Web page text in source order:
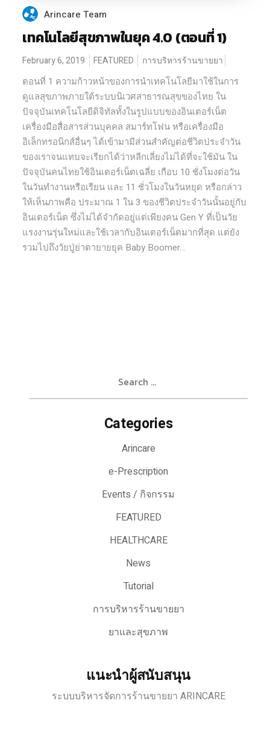
Arincare Team
เทคโนโลยีสุขภาพในยุค 4.0 (ตอนที่ 1)
February 6, 2019 FEATURED การบริหารร้านขายยา
ตอนที่ 1 ความก้าวหน้าของการนำเทคโนโลยีมาใช้ในการ
ดูแลสุขภาพภายใต้ระบบนิเวศสาธารณสุขของไทย ใน
ปัจจุบันเทคโนโลยีดิจิทัลทั้งในรูปแบบของอินเตอร์เน็ต
เครื่องมือสื่อสารส่วนบุคคล สมาร์ทโฟน หรือเครื่องมือ
อิเล็กทรอนิกส์อื่นๆ ได้เข้ามามีส่วนสำคัญต่อชีวิตประจำวัน
ของเราจนแทบจะเรียกได้ว่าหลีกเลี่ยงไม่ได้ที่จะใช้มัน ใน
ปัจจุบันคนไทยใช้อินเตอร์เน็ตเฉลี่ย เกือบ 10 ชั่งโมงต่อวัน
ในวันทำงานหรือเรียน และ 11 ชั่วโมงในวันหยุด หรือกล่าว
ให้เห็นภาพคือ ประมาณ 1 ใน 3 ของชีวิตประจำวันนั้นอยู่กับ
อินเตอร์เน็ต ซึ่งไม่ได้จำกัดอยู่แต่เพียงคน Gen Y ที่เป็นวัย
แรงงานรุ่นใหม่และใช้เวลากับอินเตอร์เน็ตมากที่สุด แต่ยัง
รวมไปถึงวัยปู่ย่าตายายยุค Baby Boomer...
Categories
Arincare
e-Prescription
Events / กิจกรรม
FEATURED
HEALTHCARE
News
Tutorial
การบริหารร้านขายยา
ยาและสุขภาพ
แนะนำผู้สนับสนุน
ระบบบริหารจัดการร้านขายยา ARINCARE